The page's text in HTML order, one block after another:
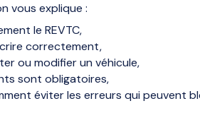
vous explique :
le REVTC,
correctement,
ou modifier un véhicule,
sont obligatoires,
éviter les erreurs qui peuvent